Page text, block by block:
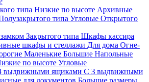
типа Низкие по высоте Архивные
типа Угловые Открытого
Закрытого типа Шкафы кассира
шкафы и стеллажи Для дома Огне-
Маленькие Большие Напольные
по высоте Угловые
выдвижными ящиками С 3 выдвижными
для документов Большие размеры